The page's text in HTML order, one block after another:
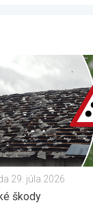
závoje. . .
pustošilo 7
29. júla 2026
škody